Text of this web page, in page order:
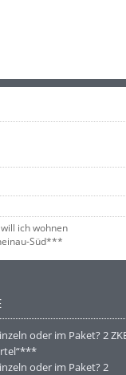
ich wohnen
Süd***
oder im Paket? 2
oder im Paket? 2